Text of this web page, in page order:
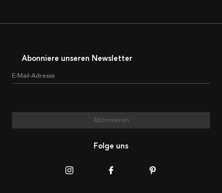
Abonniere unseren Newsletter
E-Mail-Adresse
Abonnieren
Folge uns